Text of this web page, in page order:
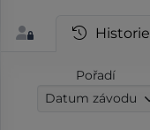
Historie
Pořadí
Datum závodu